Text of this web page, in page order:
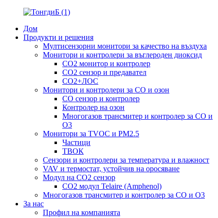
Дом
Продукти и решения
Мултисензорни монитори за качество на въздуха
Монитори и контролери за въглероден диоксид
CO2 монитор и контролер
CO2 сензор и предавател
CO2+ЛОС
Монитори и контролери за CO и озон
CO сензор и контролер
Контролер на озон
Многогазов трансмитер и контролер за CO и
O3
Монитори за TVOC и PM2.5
Частици
ТВОК
Сензори и контролери за температура и влажност
VAV и термостат, устойчив на оросяване
Модул на CO2 сензор
CO2 модул Telaire (Amphenol)
Многогазов трансмитер и контролер за CO и O3
За нас
Профил на компанията